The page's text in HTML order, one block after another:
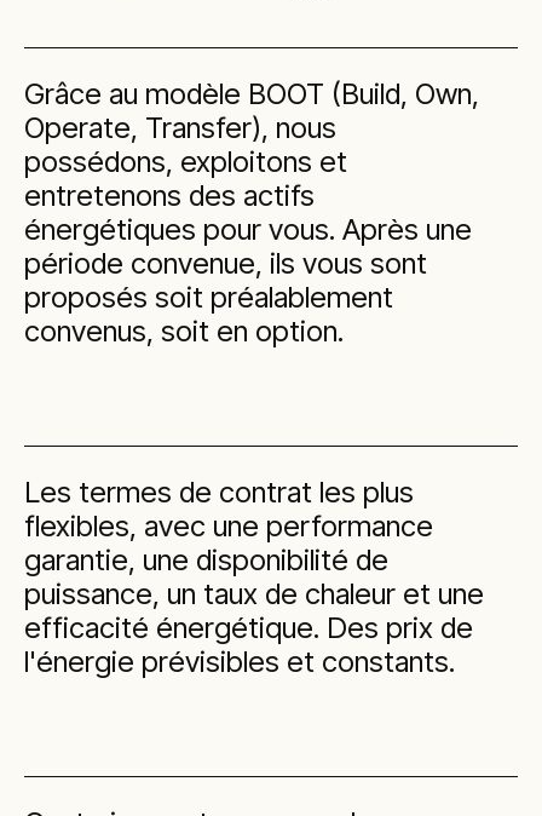
Grâce au modèle BOOT (Build, Own,
Operate, Transfer), nous
possédons, exploitons et
entretenons des actifs
énergétiques pour vous. Après une
période convenue, ils vous sont
proposés soit préalablement
convenus, soit en option.
Les termes de contrat les plus
flexibles, avec une performance
garantie, une disponibilité de
puissance, un taux de chaleur et une
efficacité énergétique. Des prix de
l'énergie prévisibles et constants.